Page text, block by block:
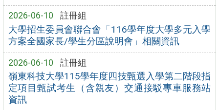
2026-06-10 註冊組
大學招生委員會聯合會「116學年度大學多元入學
方案全國家長/學生分區說明會」相關資訊
2026-06-10 註冊組
嶺東科技大學115學年度四技甄選入學第二階段指
定項目甄試考生（含親友）交通接駁專車服務站
資訊